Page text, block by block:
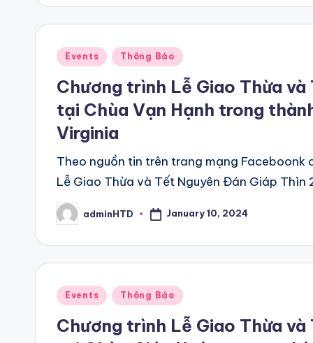
Posted
Events Thông Báo
Chương trình Lễ Giao Thừa
tại Chùa Vạn Hạnh trong
Virginia
Theo nguồn tin trên trang mạng Faceboonk
Lễ Giao Thừa và Tết Nguyên Đán Giáp Thìn
Posted
by
adminHTD January 10, 2024
Posted
Events Thông Báo
Chương trình Lễ Giao Thừa